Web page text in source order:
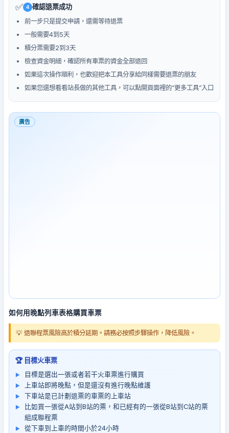
✅ 4 確認退票成功
前一步只是提交申請，還需等待退票
一般需要4到5天
積分票需要2到3天
檢查資金明細，確認所有車票的資金全部退回
如果這次操作順利，也歡迎把本工具分享給同樣需要退票的朋友
如果您還想看看站長做的其他工具，可以點開頁面裡的“更多工具”入口
廣告
如何用晚點列車表格購買車票
💡 退聯程票風險高於積分延期。請務必按照步驟操作，降低風險。
🏆 目標火車票
目標是選出一張或者若干火車票進行購買
上車站即將晚點，但是還沒有進行晚點維護
下車站是已計劃退票的車票的上車站
比如買一張從A站到B站的票，和已經有的一張從B站到C站的票
組成聯程票
從下車到上車的時間小於24小時